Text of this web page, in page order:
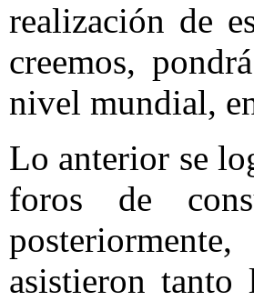
realización de
creemos,
nivel mundial,
Lo anterior se
foros de
asistieron tanto